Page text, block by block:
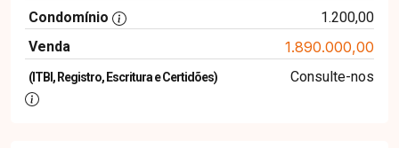
Condomínio
1.200,00
Venda
1.890.000,00
(ITBI, Registro, Escritura e Certidões) Consulte-nos